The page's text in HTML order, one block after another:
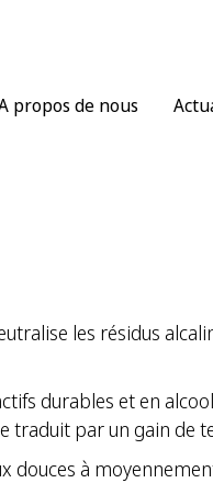
propos de nous
les résidus
durables et en
traduit par un gain de
douces à